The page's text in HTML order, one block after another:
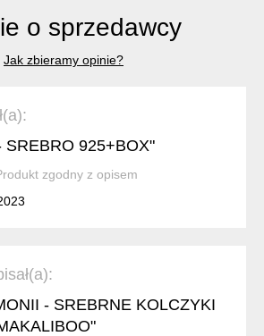
o sprzedawcy
Jak zbieramy opinie?
SREBRO 925+BOX"
zgodny z opisem
- SREBRNE KOLCZYKI